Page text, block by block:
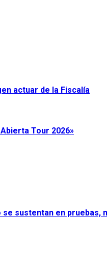
actuar de la Fiscalía
Tour 2026»
sustentan en pruebas,